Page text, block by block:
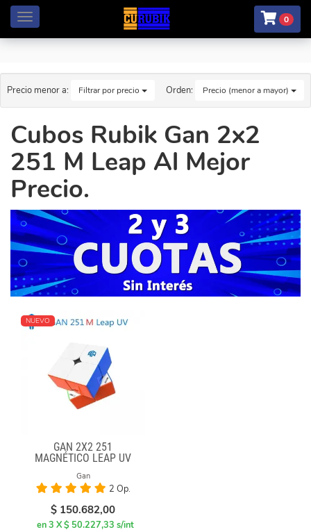
Menú 0
Precio menor a: Filtrar por precio Orden: Precio (menor a mayor)
Cubos Rubik Gan 2x2
251 M Leap Al Mejor
Precio.
NUEVO
GAN 2X2 251
MAGNÉTICO LEAP UV
Gan
2 Op.
$ 150.682,00
en 3 X $ 50.227,33 s/int